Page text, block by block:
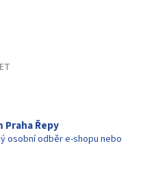
Praha Řepy
osobní odběr e-shopu nebo